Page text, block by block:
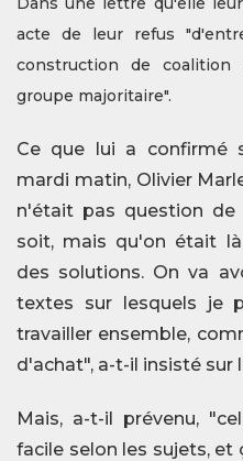
acte de leur refus
construction de
groupe majoritaire".
Ce que lui a confirmé
mardi matin, Olivier
n'était pas question
soit, mais qu'on était
des solutions. On va
textes sur lesquels je
travailler ensemble,
d'achat", a-t-il insisté sur
Mais, a-t-il prévenu,
facile selon les sujets,